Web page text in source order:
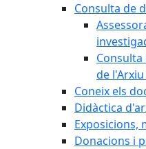
Consulta de
de
Coneix els
Didàctica
Exposicions,
Donacions i